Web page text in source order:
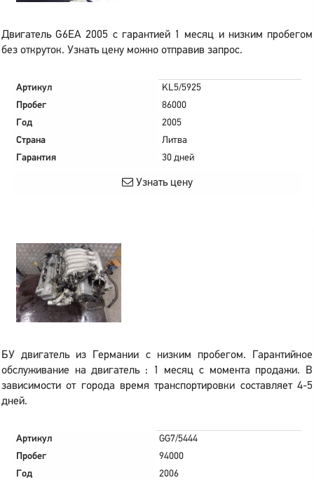
Двигатель G6EA 2005 с гарантией 1 месяц и низким пробегом
без откруток. Узнать цену можно отправив запрос.
Артикул
KL5/5925
Пробег
86000
Год
2005
Страна
Литва
Гарантия
30 дней
Узнать цену
БУ двигатель из Германии с низким пробегом. Гарантийное
обслуживание на двигатель : 1 месяц с момента продажи. В
зависимости от города время транспортировки составляет 4-5
дней.
Артикул
GG7/5444
Пробег
94000
Год
2006